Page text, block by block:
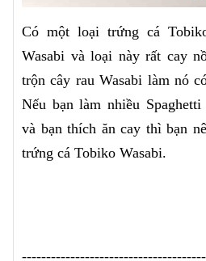
Có một loại trứng cá
Wasabi và loại này rất cay
trộn cây rau Wasabi làm nó
Nếu bạn làm nhiều
và bạn thích ăn cay thì bạn
trứng cá Tobiko Wasabi.